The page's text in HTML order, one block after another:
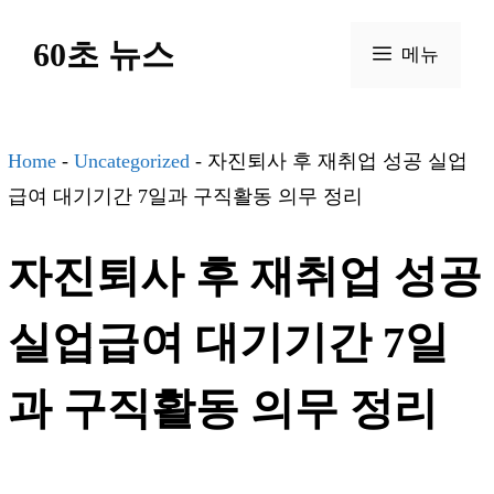
건
너
기
60초 뉴스 메뉴
Home - Uncategorized - 자진퇴사 후 재취업 성공 실업
급여 대기기간 7일과 구직활동 의무 정리
자진퇴사 후 재취업 성공
실업급여 대기기간 7일
과 구직활동 의무 정리